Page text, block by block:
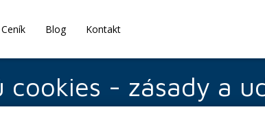
Ceník Blog Kontakt
cookies - zásady a